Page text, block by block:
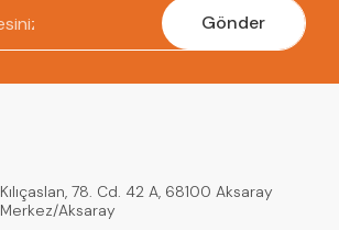
Gönder
Kılıçaslan, 78. Cd. 42 A, 68100 Aksaray
Merkez/Aksaray